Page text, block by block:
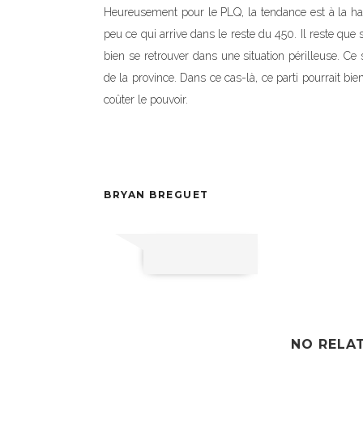
Heureusement pour le PLQ, la tendance est à la
peu ce qui arrive dans le reste du 450. Il reste que
bien se retrouver dans une situation périlleuse.
de la province. Dans ce cas-là, ce parti pourrait
coûter le pouvoir.
BRYAN BREGUET
NO